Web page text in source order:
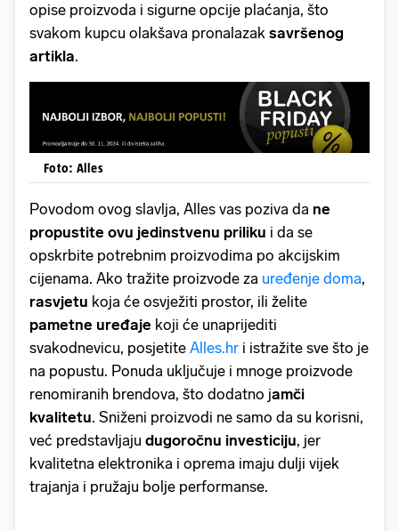
opise proizvoda i sigurne opcije plaćanja, što
svakom kupcu olakšava pronalazak savršenog
artikla.
Foto: Alles
Povodom ovog slavlja, Alles vas poziva da ne
propustite ovu jedinstvenu priliku i da se
opskrbite potrebnim proizvodima po akcijskim
cijenama. Ako tražite proizvode za uređenje doma,
rasvjetu koja će osvježiti prostor, ili želite
pametne uređaje koji će unaprijediti
svakodnevicu, posjetite Alles.hr i istražite sve što je
na popustu. Ponuda uključuje i mnoge proizvode
renomiranih brendova, što dodatno jamči
kvalitetu. Sniženi proizvodi ne samo da su korisni,
već predstavljaju dugoročnu investiciju, jer
kvalitetna elektronika i oprema imaju dulji vijek
trajanja i pružaju bolje performanse.